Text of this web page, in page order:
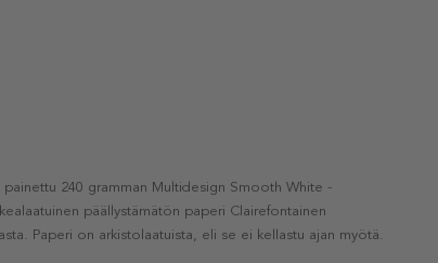
240 gramman Multidesign Smooth White -
päällystämätön paperi Clairefontainen
Paperi on arkistolaatuista, eli se ei kellastu ajan myötä.